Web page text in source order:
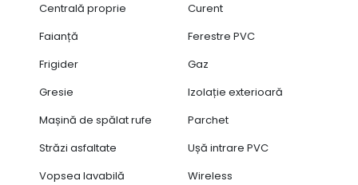
Centrală proprie
Curent
Faianță
Ferestre PVC
Frigider
Gaz
Gresie
Izolație exterioară
Mașină de spălat rufe
Parchet
Străzi asfaltate
Ușă intrare PVC
Vopsea lavabilă
Wireless